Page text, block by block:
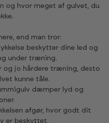
og hvor meget af gulvet, du
end man tror:
beskytter dine led og
under træning.
og jo hårdere træning, desto
kunne tåle.
dæmper lyd og
afgør, hvor godt dit
er beskyttet.